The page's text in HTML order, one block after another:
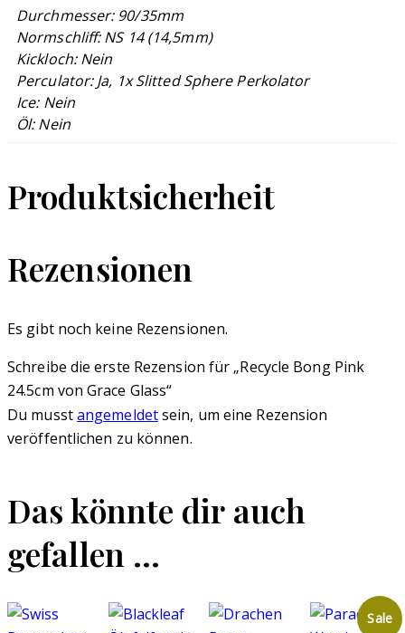
Durchmesser: 90/35mm
Normschliff: NS 14 (14,5mm)
Kickloch: Nein
Perculator: Ja, 1x Slitted Sphere Perkolator
Ice: Nein
Öl: Nein
Produktsicherheit
Rezensionen
Es gibt noch keine Rezensionen.
Schreibe die erste Rezension für „Recycle Bong Pink
24.5cm von Grace Glass“
Du musstangemeldetsein, um eine Rezension
veröffentlichen zu können.
Das könnte dir auch
gefallen …
Sale